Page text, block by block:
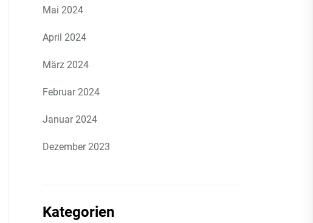
Mai 2024
April 2024
März 2024
Februar 2024
Januar 2024
Dezember 2023
Kategorien